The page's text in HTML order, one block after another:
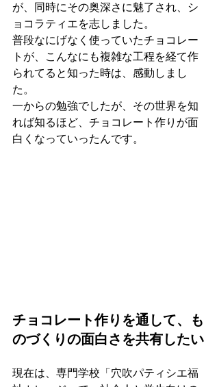
が、同時にその奥深さに魅了され、シ
ョコラティエを志しました。
普段なにげなく使っていたチョコレー
トが、こんなにも複雑な工程を経て作
られてると知った時は、感動しまし
た。
一からの勉強でしたが、その世界を知
れば知るほど、チョコレート作りが面
白くなっていったんです。
チョコレート作りを通して、も
のづくりの面白さを共有したい
現在は、専門学校「穴吹パティシエ福